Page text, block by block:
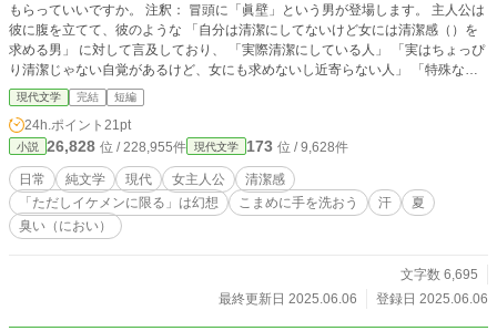
もらっていいですか。 注釈： 冒頭に「眞壁」という男が登場します。 主人公は
彼に腹を立てて、彼のような 「自分は清潔にしてないけど女には清潔感（）を
求める男」 に対して言及しており、 「実際清潔にしている人」 「実はちょっぴ
り清潔じゃない自覚があるけど、女にも求めないし近寄らない人」 「特殊な事
情（持病など）がある人」 等々は対象外です。こういう人もいるんだなとお考
え下さい。
現代文学 完結 短編
24h.ポイント 21pt
小説 26,828 位 / 228,955件 現代文学 173 位 / 9,628件
日常 純文学 現代 女主人公
清潔感
「ただしイケメンに限る」は幻想
こまめに手を洗おう 汗
夏
臭い（におい）
文字数 6,695
最終更新日 2025.06.06
登録日 2025.06.06